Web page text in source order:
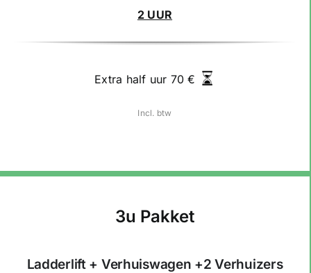
2 UUR
Extra half uur 70 €
I ncl. btw
3u Pakket
Ladderlift + Verhuiswagen +2 Verhuizers